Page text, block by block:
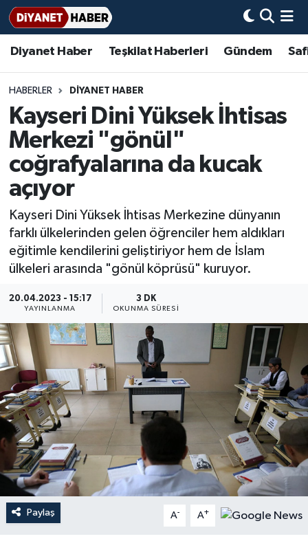
Diyanet Haber Teşkilat Haberleri Gündem
HABERLER DİYANET HABER
Kayseri Dini Yüksek İhtisas
Merkezi "gönül"
coğrafyalarına da kucak
açıyor
Kayseri Dini Yüksek İhtisas Merkezine dünyanın
farklı ülkelerinden gelen öğrenciler hem aldıkları
eğitimle kendilerini geliştiriyor hem de İslam
ülkeleri arasında "gönül köprüsü" kuruyor.
20.04.2023 - 15:17
YAYINLANMA
3 DK
OKUNMA SÜRESI
Paylaş A- A+
Diyanet Haber
Teşkilat Haberleri
Adana Müftülüğü
Adıyaman Müftülüğü
Afyonkarahisar Müftülüğü
Ağrı Müftülüğü
Aksaray Müftülüğü
Amasya Müftülüğü
Ankara Müftülüğü
Antalya Müftülüğü
Ardahan Müftülüğü
Artvin Müftülüğü
Aydın Müftülüğü
Balıkesir Müftülüğü
Bartın Müftülüğü
Batman Müftülüğü
Gündem
#Keşfet
Bir Ayet
Bir Hikaye
Biyografiler
Dini kavramlar
Diyanet Bilgi
Diyanet Takvimi
Dualar
Hadislerle İslam
Kudüs
Kurban
Mukabele
Peygamberimizin Hayatı
Ramazan
Sahabeler
Basında Bugün
DİYANET eKİTAP
Diyanet Dergi
Aile Dergisi
Aylık Dergi
TDV
Hutbeler
DİYANET AKADEMİ
DİYANET GENÇLİK
DİYANET RADYO/TV
DEPREM
Dünya
İmam Hatip Okulları
Başmakale
Hadis-i Şerifler
Hayat Okumaları
Nöbetçi Eczaneler
Hava Durumu
Ankara Namaz Vakitleri
Trafik Durumu
Süper Lig Puan Durumu ve Fikstür
Tüm Manşetler
Son Dakika Haberleri
Haber Arşivi